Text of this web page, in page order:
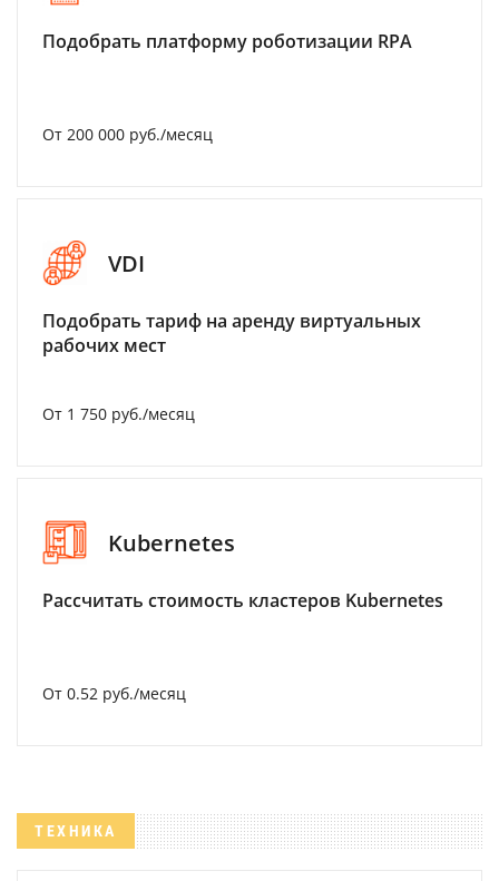
Подобрать платформу роботизации RPA
От 200 000 руб./месяц
VDI
Подобрать тариф на аренду виртуальных
рабочих мест
От 1 750 руб./месяц
Kubernetes
Рассчитать стоимость кластеров Kubernetes
От 0.52 руб./месяц
ТЕХНИКА